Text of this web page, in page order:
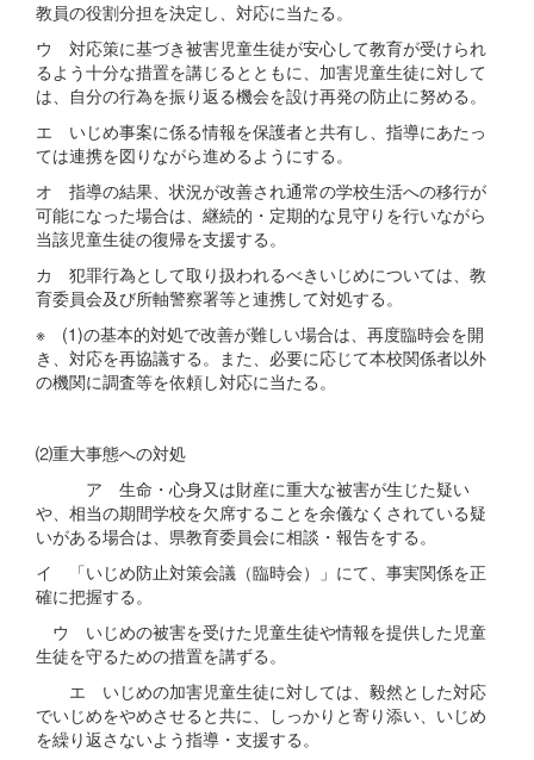
教員の役割分担を決定し、対応に当たる。
ウ 対応策に基づき被害児童生徒が安心して教育が受けられ
るよう十分な措置を講じるとともに、加害児童生徒に対して
は、自分の行為を振り返る機会を設け再発の防止に努める。
エ いじめ事案に係る情報を保護者と共有し、指導にあたっ
ては連携を図りながら進めるようにする。
オ 指導の結果、状況が改善され通常の学校生活への移行が
可能になった場合は、継続的・定期的な見守りを行いながら
当該児童生徒の復帰を支援する。
カ 犯罪行為として取り扱われるべきいじめについては、教
育委員会及び所軸警察署等と連携して対処する。
※ (1)の基本的対処で改善が難しい場合は、再度臨時会を開
き、対応を再協議する。また、必要に応じて本校関係者以外
の機関に調査等を依頼し対応に当たる。
⑵重大事態への対処
ア 生命・心身又は財産に重大な被害が生じた疑い
や、相当の期間学校を欠席することを余儀なくされている疑
いがある場合は、県教育委員会に相談・報告をする。
イ 「いじめ防止対策会議（臨時会）」にて、事実関係を正
確に把握する。
ウ いじめの被害を受けた児童生徒や情報を提供した児童
生徒を守るための措置を講ずる。
エ いじめの加害児童生徒に対しては、毅然とした対応
でいじめをやめさせると共に、しっかりと寄り添い、いじめ
を繰り返さないよう指導・支援する。